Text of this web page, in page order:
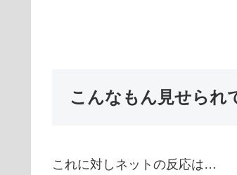
こんなもん見せられ
これに対しネットの反応は…